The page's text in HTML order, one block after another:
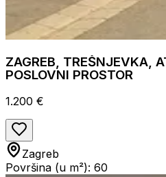
ZAGREB, TREŠNJEVKA,
POSLOVNI PROSTOR
1.200 €
Zagreb
Površina (u m²): 60